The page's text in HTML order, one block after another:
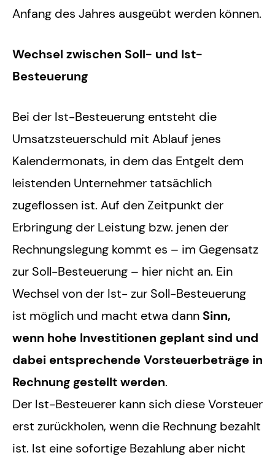
Anfang des Jahres ausgeübt werden können.
Wechsel zwischen Soll- und Ist-
Besteuerung
Bei der Ist-Besteuerung entsteht die
Umsatzsteuerschuld mit Ablauf jenes
Kalendermonats, in dem das Entgelt dem
leistenden Unternehmer tatsächlich
zugeflossen ist. Auf den Zeitpunkt der
Erbringung der Leistung bzw. jenen der
Rechnungslegung kommt es – im Gegensatz
zur Soll-Besteuerung – hier nicht an. Ein
Wechsel von der Ist- zur Soll-Besteuerung
ist möglich und macht etwa dann Sinn,
wenn hohe Investitionen geplant sind und
dabei entsprechende Vorsteuerbeträge in
Rechnung gestellt werden.
Der Ist-Besteuerer kann sich diese Vorsteuer
erst zurückholen, wenn die Rechnung bezahlt
ist. Ist eine sofortige Bezahlung aber nicht